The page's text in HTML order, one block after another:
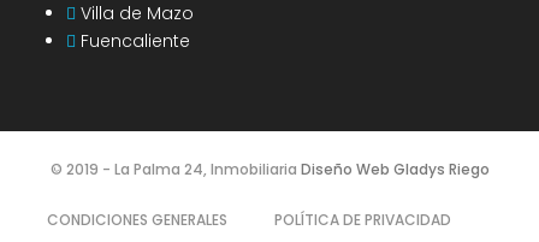
Villa de Mazo
Fuencaliente
© 2019 - La Palma 24, Inmobiliaria Diseño Web Gladys Riego
CONDICIONES GENERALES POLÍTICA DE PRIVACIDAD